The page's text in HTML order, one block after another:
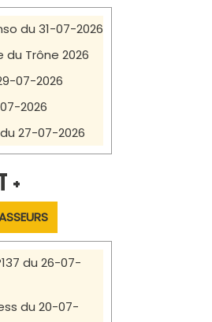
du 31-07-2026
du Trône 2026
07-2026
2026
27-07-2026
+
du 26-07-
du 20-07-